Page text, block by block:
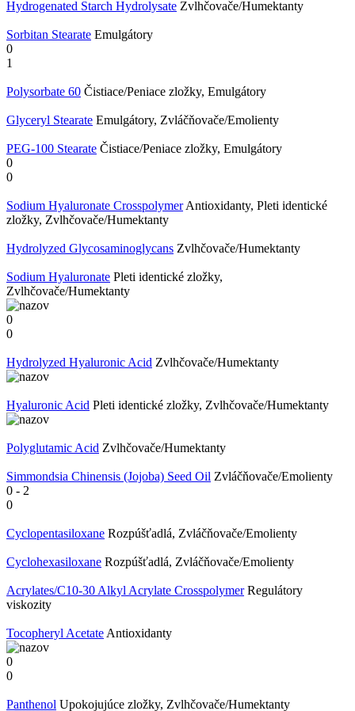
Hydrogenated Starch Hydrolysate Zvlhčovače/Humektanty
Sorbitan Stearate Emulgátory
0
1
Polysorbate 60 Čistiace/Peniace zložky, Emulgátory
Glyceryl Stearate Emulgátory, Zvláčňovače/Emolienty
PEG-100 Stearate Čistiace/Peniace zložky, Emulgátory
0
0
Sodium Hyaluronate Crosspolymer Antioxidanty, Pleti identické
zložky, Zvlhčovače/Humektanty
Hydrolyzed Glycosaminoglycans Zvlhčovače/Humektanty
Sodium Hyaluronate Pleti identické zložky,
Zvlhčovače/Humektanty
0
0
Hydrolyzed Hyaluronic Acid Zvlhčovače/Humektanty
Hyaluronic Acid Pleti identické zložky, Zvlhčovače/Humektanty
Polyglutamic Acid Zvlhčovače/Humektanty
Simmondsia Chinensis (Jojoba) Seed Oil Zvláčňovače/Emolienty
0 - 2
0
Cyclopentasiloxane Rozpúšťadlá, Zvláčňovače/Emolienty
Cyclohexasiloxane Rozpúšťadlá, Zvláčňovače/Emolienty
Acrylates/C10-30 Alkyl Acrylate Crosspolymer Regulátory
viskozity
Tocopheryl Acetate Antioxidanty
0
0
Panthenol Upokojujúce zložky, Zvlhčovače/Humektanty